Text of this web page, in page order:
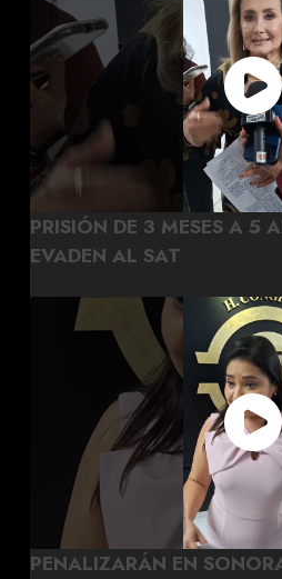
PRISIÓN DE 3 MESES A 5
EVADEN AL SAT
PENALIZARÁN EN